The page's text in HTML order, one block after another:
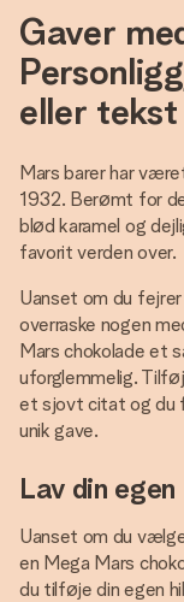
Gaver
eller tekst
Mars barer har
1932. Berømt for
blød karamel og
favorit verden over.
Uanset om du
overraske nogen
Mars chokolade et
uforglemmelig.
et sjovt citat og du
unik gave.
Lav din
Uanset om du
en Mega Mars
du tilføje din egen